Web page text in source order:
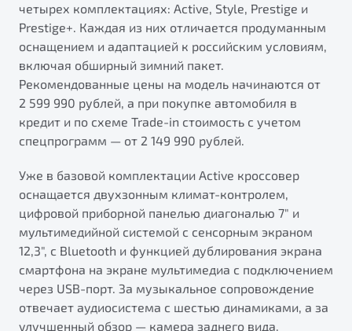
четырех комплектациях: Active, Style, Prestige и
Prestige+. Каждая из них отличается продуманным
оснащением и адаптацией к российским условиям,
включая обширный зимний пакет.
Рекомендованные цены на модель начинаются от
2 599 990 рублей, а при покупке автомобиля в
кредит и по схеме Trade-in стоимость с учетом
спецпрограмм — от 2 149 990 рублей.
Уже в базовой комплектации Active кроссовер
оснащается двухзонным климат-контролем,
цифровой приборной панелью диагональю 7" и
мультимедийной системой с сенсорным экраном
12,3", с Bluetooth и функцией дублирования экрана
смартфона на экране мультимедиa с подключением
через USB-порт. За музыкальное сопровождение
отвечает аудиосистема с шестью динамиками, а за
улучшенный обзор — камера заднего вида,